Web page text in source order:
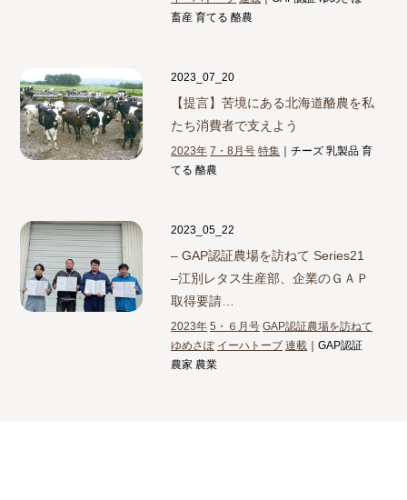
畜産 育てる 酪農
2023_07_20
【提言】苦境にある北海道酪農を私
たち消費者で支えよう
2023年 7・8月号 特集 ｜チーズ 乳製品 育
てる 酪農
2023_05_22
– GAP認証農場を訪ねて Series21
–江別レタス生産部、企業のＧＡＰ
取得要請…
2023年 5・６月号 GAP認証農場を訪ねて
ゆめさぽ イーハトーブ 連載 ｜GAP認証
農家 農業